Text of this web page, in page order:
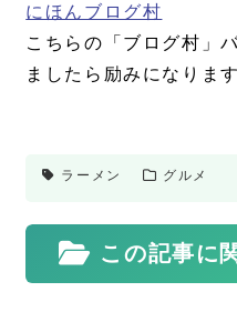
にほんブログ村
こちらの「ブログ村」
ましたら励みになります
ラーメン グルメ
この記事に